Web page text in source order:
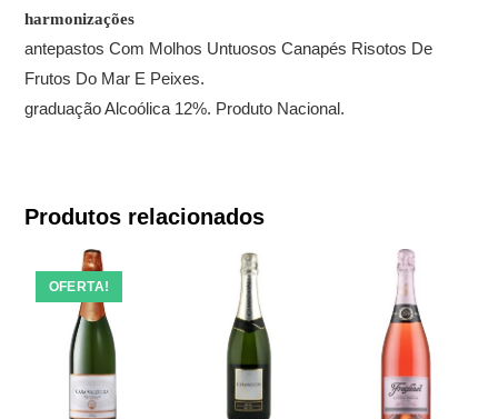
harmonizações
antepastos Com Molhos Untuosos Canapés Risotos De
Frutos Do Mar E Peixes.
graduação Alcoólica 12%. Produto Nacional.
Produtos relacionados
OFERTA!